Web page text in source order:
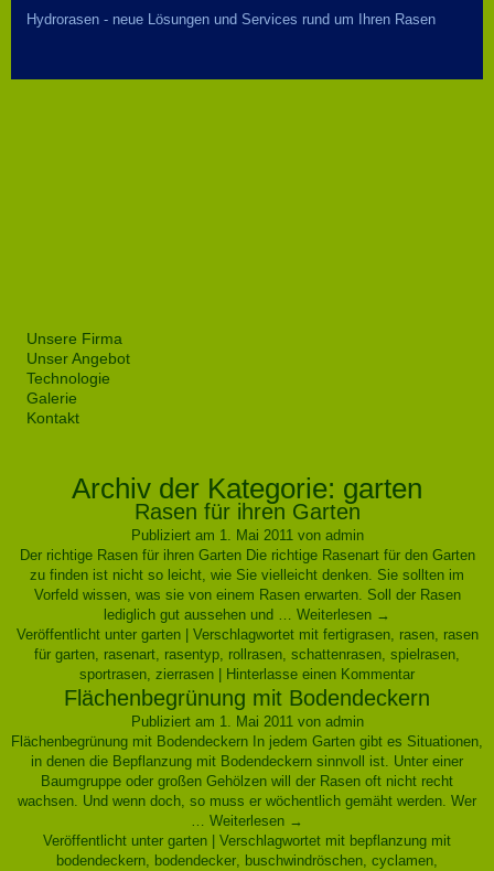
Hydrorasen - neue Lösungen und Services rund um Ihren Rasen
Unsere Firma
Unser Angebot
Technologie
Galerie
Kontakt
Archiv der Kategorie: garten
Rasen für ihren Garten
Publiziert am 1. Mai 2011 von admin
Der richtige Rasen für ihren Garten Die richtige Rasenart für den Garten
zu finden ist nicht so leicht, wie Sie vielleicht denken. Sie sollten im
Vorfeld wissen, was sie von einem Rasen erwarten. Soll der Rasen
lediglich gut aussehen und … Weiterlesen →
Veröffentlicht unter garten Verschlagwortet mit fertigrasen, rasen, rasen
für garten, rasenart, rasentyp, rollrasen, schattenrasen, spielrasen,
sportrasen, zierrasen Hinterlasse einen Kommentar
Flächenbegrünung mit Bodendeckern
Publiziert am 1. Mai 2011 von admin
Flächenbegrünung mit Bodendeckern In jedem Garten gibt es Situationen,
in denen die Bepflanzung mit Bodendeckern sinnvoll ist. Unter einer
Baumgruppe oder großen Gehölzen will der Rasen oft nicht recht
wachsen. Und wenn doch, so muss er wöchentlich gemäht werden. Wer
… Weiterlesen →
Veröffentlicht unter garten Verschlagwortet mit bepflanzung mit
bodendeckern, bodendecker, buschwindröschen, cyclamen,